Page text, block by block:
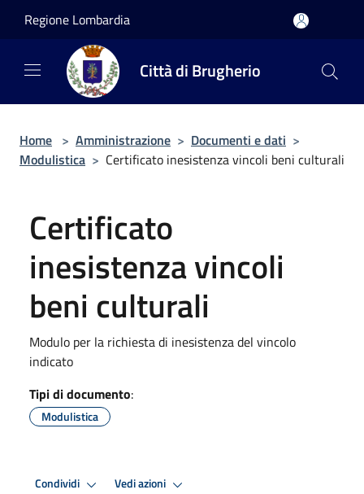
Regione Lombardia
Città di Brugherio
Home > Amministrazione > Documenti e dati >
Modulistica > Certificato inesistenza vincoli beni culturali
Certificato
inesistenza vincoli
beni culturali
Modulo per la richiesta di inesistenza del vincolo
indicato
Tipi di documento:
Modulistica
Condividi Vedi azioni